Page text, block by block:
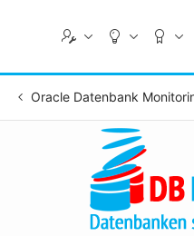
Oracle Datenbank